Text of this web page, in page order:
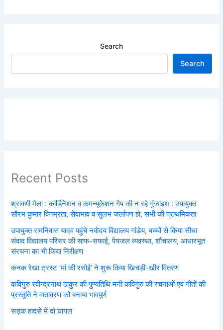
Search
Search
Recent Posts
श्रावणी मेला : कॉर्डिनेशन व कमन्यूकेशन गैप की न रहे गुंजाइश : उपायुक्त
सौरभ कुमार विनम्रता, सेवाभाव व सुलभ जर्लापण हो, सभी की प्राथमिकता
उपायुक्त रामनिवास यादव पहुंचे नवोदय विद्यालय गांडेय, बच्चों से किया सीधा
संवाद विद्यालय परिसर की साफ-सफाई, पेयजल व्यवस्था, शौचालय, आधारभूत
संरचना का भी किया निरीक्षण
कनक रेखा ट्रस्ट ‘मां की रसोई’ ने शुरू किया खिचड़ी-खीर वितरण
कविगुरु रवीन्द्रनाथ ठाकुर की पुण्यतिथि मनी कविगुरु की रचनाओं एवं गीतों की
प्रस्तुति ने वातावरण को बनाया भावपूर्ण
सड़क हादसे में दो घायल